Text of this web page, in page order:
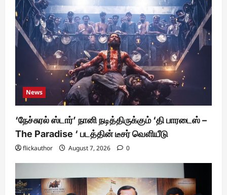
News
‘நேச்சுரல் ஸ்டார்’ நானி நடித்திருக்கும் ‘தி பாரடைஸ் –
The Paradise ‘ படத்தின் டீசர் வெளியீடு
flickauthor August 7, 2026 0